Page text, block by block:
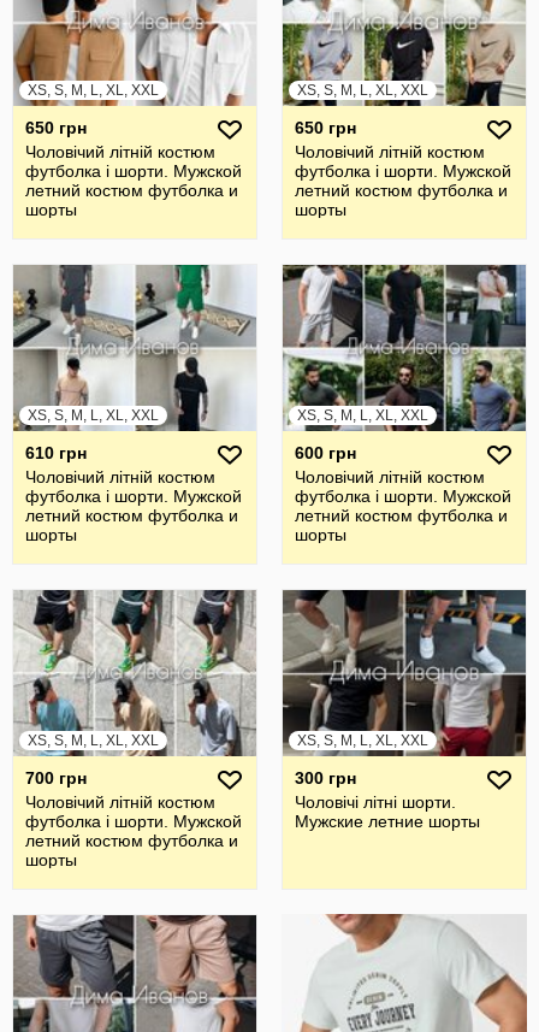
XS, S, M, L, XL, XXL
650 грн
Чоловічий літній костюм
футболка і шорти. Мужской
летний костюм футболка и
шорты
XS, S, M, L, XL, XXL
650 грн
Чоловічий літній костюм
футболка і шорти. Мужской
летний костюм футболка и
шорты
XS, S, M, L, XL, XXL
610 грн
Чоловічий літній костюм
футболка і шорти. Мужской
летний костюм футболка и
шорты
XS, S, M, L, XL, XXL
600 грн
Чоловічий літній костюм
футболка і шорти. Мужской
летний костюм футболка и
шорты
XS, S, M, L, XL, XXL
700 грн
Чоловічий літній костюм
футболка і шорти. Мужской
летний костюм футболка и
шорты
XS, S, M, L, XL, XXL
300 грн
Чоловічі літні шорти.
Мужские летние шорты